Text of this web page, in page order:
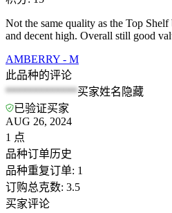
Not the same quality as the Top
and decent high. Overall still good
AMBERRY - M
此品种的评论
*************买家姓名隐藏
已验证买家
AUG 26, 2024
1 点
品种订单历史
品种重复订单: 1
订购总克数: 3.5
买家评论